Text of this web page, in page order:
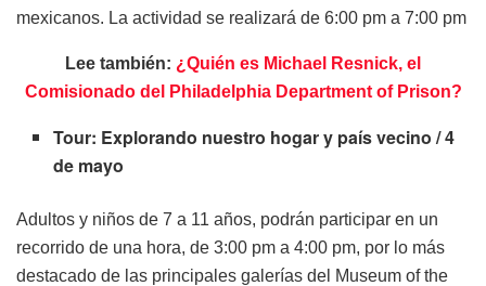
mexicanos. La actividad se realizará de 6:00 pm a 7:00 pm
Lee también: ¿Quién es Michael Resnick, el
Comisionado del Philadelphia Department of Prison?
Tour: Explorando nuestro hogar y país vecino / 4
de mayo
Adultos y niños de 7 a 11 años, podrán participar en un
recorrido de una hora, de 3:00 pm a 4:00 pm, por lo más
destacado de las principales galerías del Museum of the